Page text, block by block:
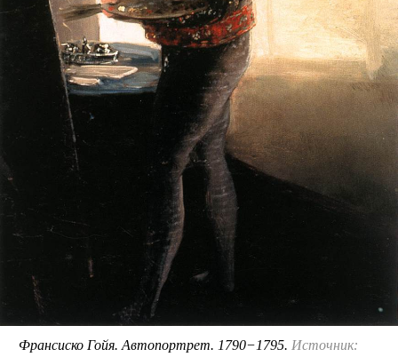
Франсиско Гойя. Автопортрет. 1790−1795. Источник: